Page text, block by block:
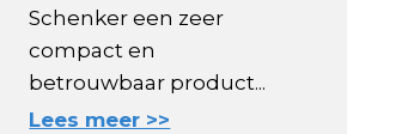
Schenker een zeer
compact en
betrouwbaar product...
Lees meer >>